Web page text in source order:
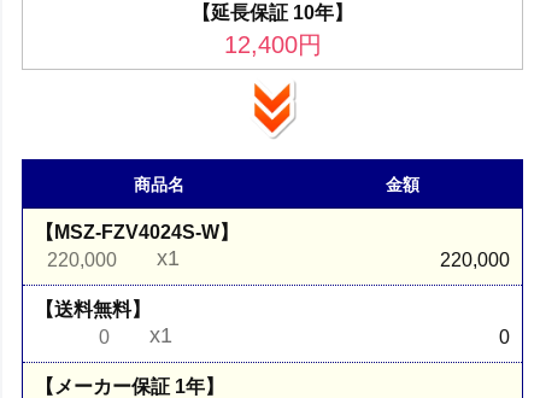
【延長保証 10年】
12,400円
商品名 金額
【MSZ-FZV4024S-W】
220,000
x1 220,000
【送料無料】
0
x1 0
【メーカー保証 1年】